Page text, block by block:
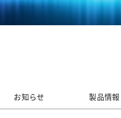
ー
お知らせ 製品情報